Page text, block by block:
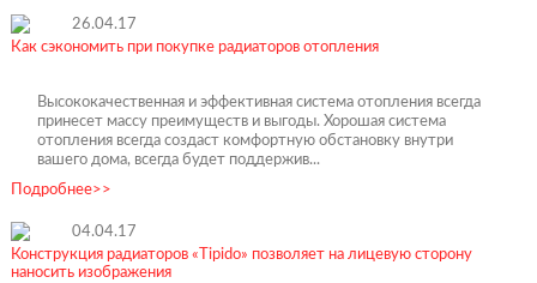
26.04.17
Как сэкономить при покупке радиаторов отопления
Высококачественная и эффективная система отопления всегда
принесет массу преимуществ и выгоды. Хорошая система
отопления всегда создаст комфортную обстановку внутри
вашего дома, всегда будет поддержив...
Подробнее>>
04.04.17
Конструкция радиаторов «Tipido» позволяет на лицевую сторону
наносить изображения